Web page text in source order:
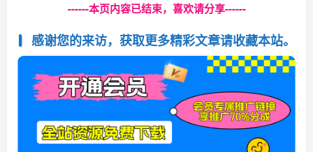
------本页内容已结束，喜欢请分享------
感谢您的来访，获取更多精彩文章请收藏本站。